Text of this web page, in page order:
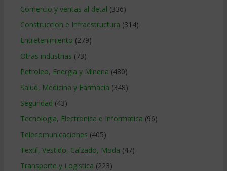
Comercio y ventas al detal (336)
Construccion e Infraestructura (314)
Entretenimiento (279)
Otras industrias (73)
Petroleo, Energia y Mineria (480)
Salud, Medicina y Farmacia (348)
Seguridad (43)
Tecnologia, Electronica e Informatica (96)
Telecomunicaciones (405)
Textil, Vestido, Calzado, Moda (47)
Transporte y Logistica (223)